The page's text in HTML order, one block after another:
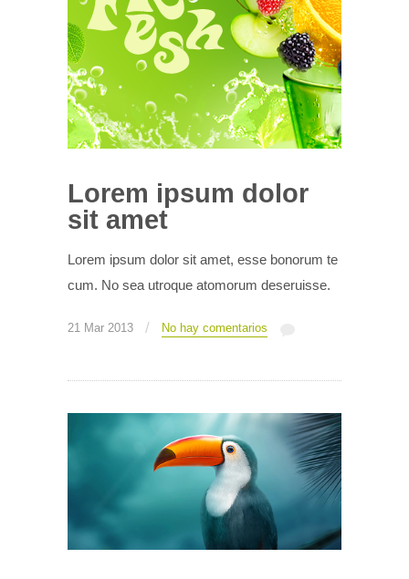
Lorem ipsum dolor
sit amet
Lorem ipsum dolor sit amet, esse bonorum te
cum. No sea utroque atomorum deseruisse.
21 Mar 2013 / No hay comentarios